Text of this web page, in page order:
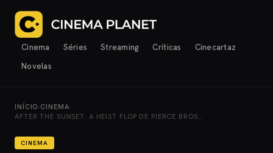
Cinema Séries Streaming Críticas
Cinecartaz
Novelas
INÍCIO› CINEMA›
AFTER THE SUNSET: A HEIST FLOP DE PIERCE BROS…
CINEMA